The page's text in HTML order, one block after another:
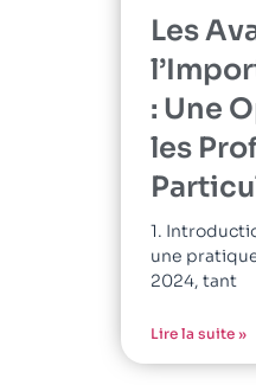
Les
: Une
les
1.
une
2024, tant
Lire la suite »